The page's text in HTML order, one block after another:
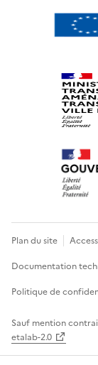
Plan du site
Documentation
Politique de
Sauf mention
etalab-2.0